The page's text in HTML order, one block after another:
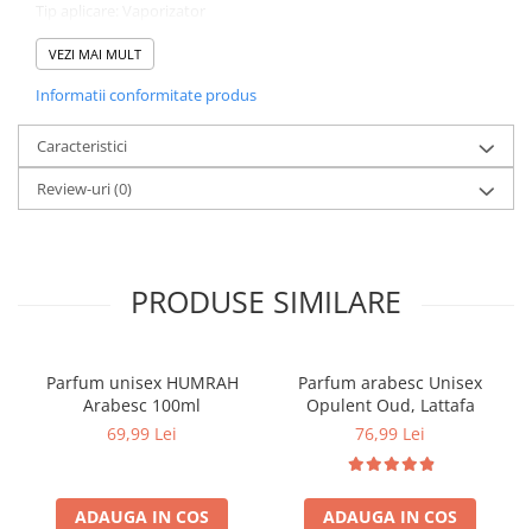
Tip de parfum: Apa de parfum (EDP)
Brand: Riiffs
VEZI MAI MULT
Informatii conformitate produs
Caracteristici
Review-uri(0)
PRODUSE SIMILARE
Parfum unisex HUMRAH
Arabesc 100ml
69,99 Lei
ADAUGA IN COS
Parfum arabesc Unisex
Opulent Oud, Lattafa
76,99 Lei
ADAUGA IN COS